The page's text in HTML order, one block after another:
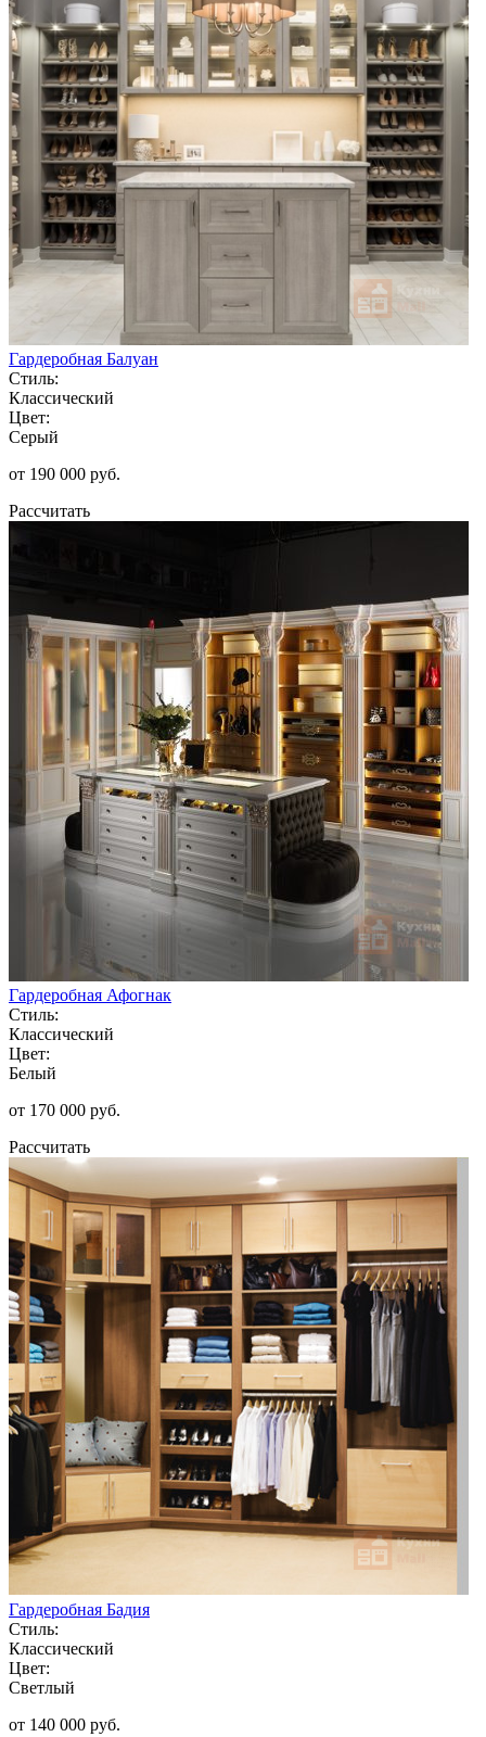
Гардеробная Балуан
Стиль:
Классический
Цвет:
Серый
от 190 000 руб.
Рассчитать
Гардеробная Афогнак
Стиль:
Классический
Цвет:
Белый
от 170 000 руб.
Рассчитать
Гардеробная Бадия
Стиль:
Классический
Цвет:
Светлый
от 140 000 руб.